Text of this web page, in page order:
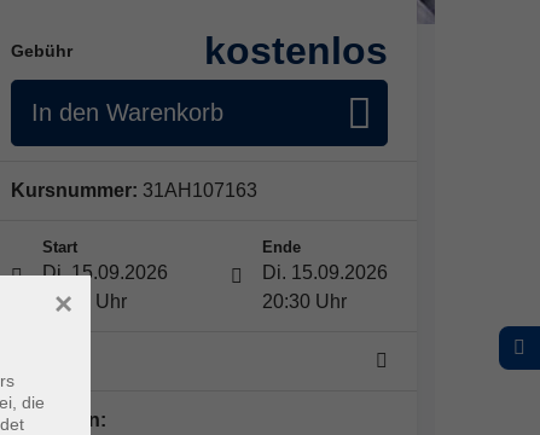
Gebühr kostenlos
In den Warenkorb
Kursnummer: 31AH107163
Start
Di. 15.09.2026
19:00 Uhr
Ende
Di. 15.09.2026
20:30 Uhr
Dozent*in:
die
×